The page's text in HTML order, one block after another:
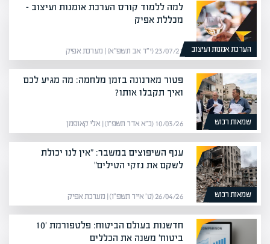
הערכת אמנות ועיצוב
למה ללמוד קורס הערכת אומנות ועיצוב –
מכללת אפיק
23/07/21 (י״ד אב תשפ״א) | מערכת אפיק
שמאות רכוש
פטור מארנונה בזמן מלחמה: מה מגיע לכם
ואיך תקבלו אותו?
10/03/26 (כ״א אדר תשפ״ו) | אלי קאופמן
שמאות רכוש
ענף השיפוצים במשבר: "אין לנו יכולת
לשקם את נזקי הטילים"
26/04/26 (ט׳ אייר תשפ״ו) | מערכת אפיק
חדשנות בעולם הביטוח: פלטפורמת '10
ביטוח' משנה את הכללים